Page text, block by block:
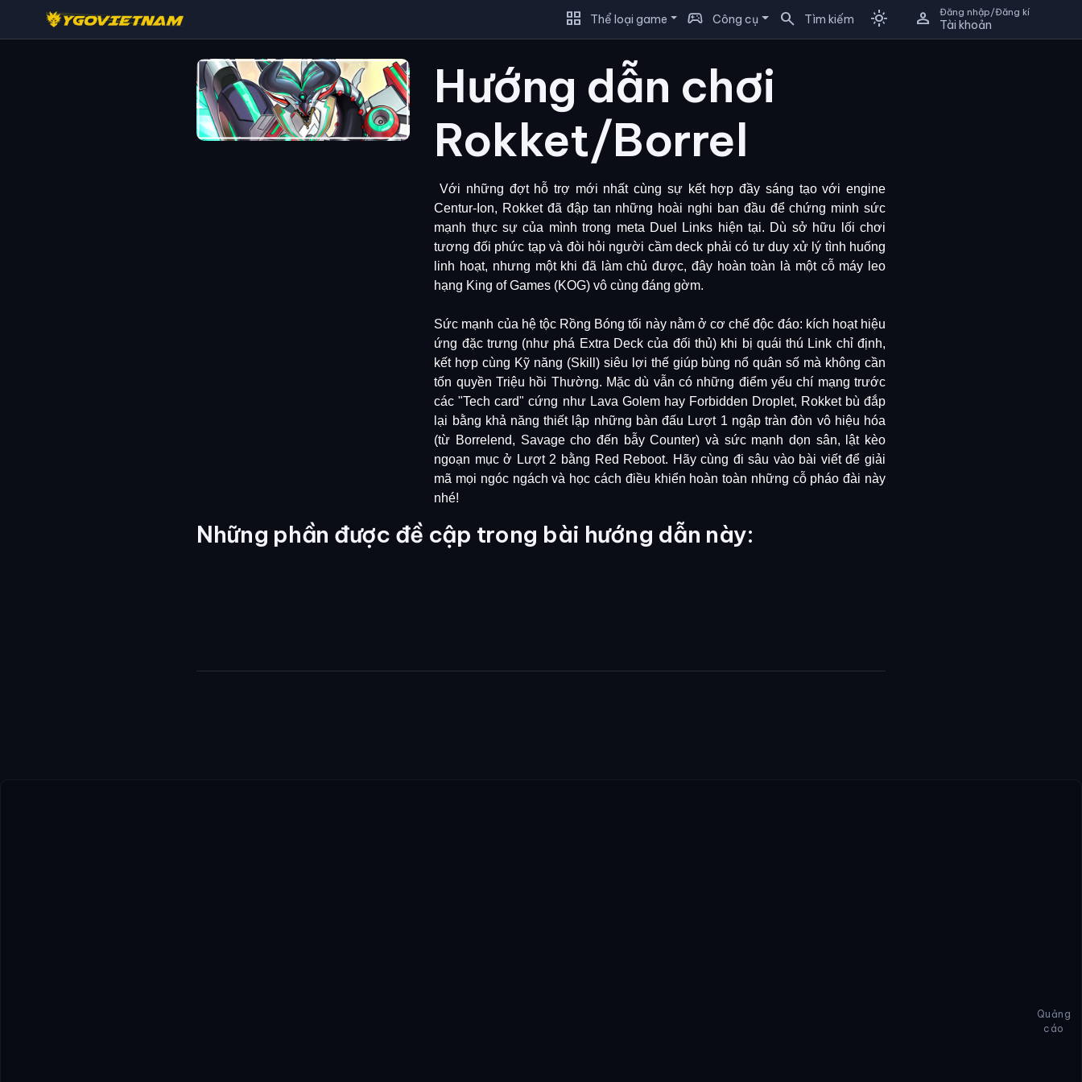
grid_view Thể loại game sports_esports Công cụ search Tìm kiếm light_mode person Đăng nhập/Đăng kí
Tài khoản
Hướng dẫn chơi
Rokket/Borrel
Với những đợt hỗ trợ mới nhất cùng sự kết hợp đầy sáng tạo với engine
Centur-Ion, Rokket đã đập tan những hoài nghi ban đầu để chứng minh sức
mạnh thực sự của mình trong meta Duel Links hiện tại. Dù sở hữu lối chơi
tương đối phức tạp và đòi hỏi người cầm deck phải có tư duy xử lý tình huống
linh hoạt, nhưng một khi đã làm chủ được, đây hoàn toàn là một cỗ máy leo
hạng King of Games (KOG) vô cùng đáng gờm.
Sức mạnh của hệ tộc Rồng Bóng tối này nằm ở cơ chế độc đáo: kích hoạt hiệu
ứng đặc trưng (như phá Extra Deck của đối thủ) khi bị quái thú Link chỉ định,
kết hợp cùng Kỹ năng (Skill) siêu lợi thế giúp bùng nổ quân số mà không cần
tốn quyền Triệu hồi Thường. Mặc dù vẫn có những điểm yếu chí mạng trước
các "Tech card" cứng như Lava Golem hay Forbidden Droplet, Rokket bù đắp
lại bằng khả năng thiết lập những bàn đấu Lượt 1 ngập tràn đòn vô hiệu hóa
(từ Borrelend, Savage cho đến bẫy Counter) và sức mạnh dọn sân, lật kèo
ngoạn mục ở Lượt 2 bằng Red Reboot. Hãy cùng đi sâu vào bài viết để giải
mã mọi ngóc ngách và học cách điều khiển hoàn toàn những cỗ pháo đài này
nhé!
Những phần được đề cập trong bài hướng dẫn này: